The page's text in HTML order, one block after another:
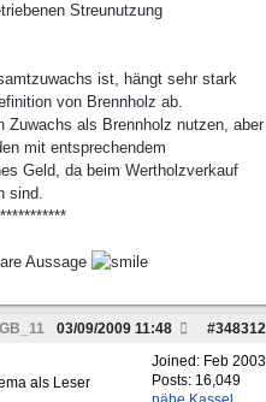
Streunutzung
ist, hängt sehr stark
von Brennholz ab.
Zuwachs als Brennholz nutzen, aber
mit entsprechendem
Geld, da beim Wertholzverkauf
sind.
Aussage
#348312
03/09/2009 11:48
Joined: Feb 2003
Posts: 16,049
als Leser